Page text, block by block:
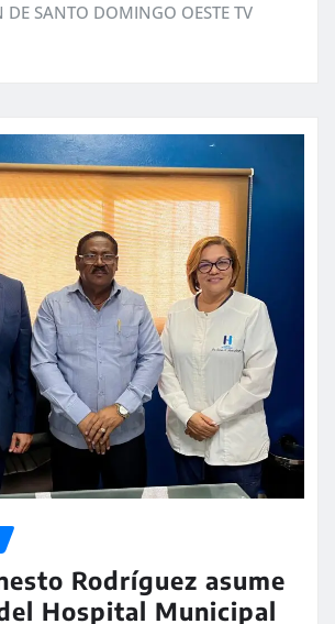
DE SANTO DOMINGO OESTE TV
Rodríguez asume
Hospital Municipal